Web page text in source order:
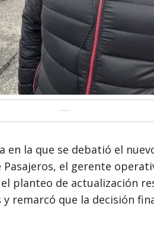
en la que se debatió el
el gerente
planteo de actualización
remarcó que la decisión